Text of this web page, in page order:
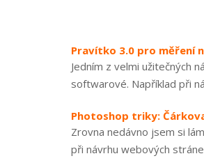
Pravítko 3.0 pro měření
Jedním z velmi užitečných
softwarové. Například při
Photoshop triky:
Zrovna nedávno jsem si
při návrhu webových